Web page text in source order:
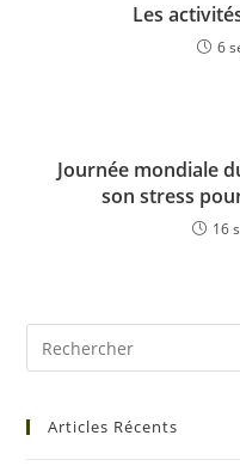
Les
6
Journée mondiale
son stress
16
Articles Récents